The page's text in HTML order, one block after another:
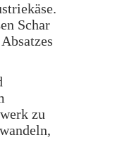
Schar
zu